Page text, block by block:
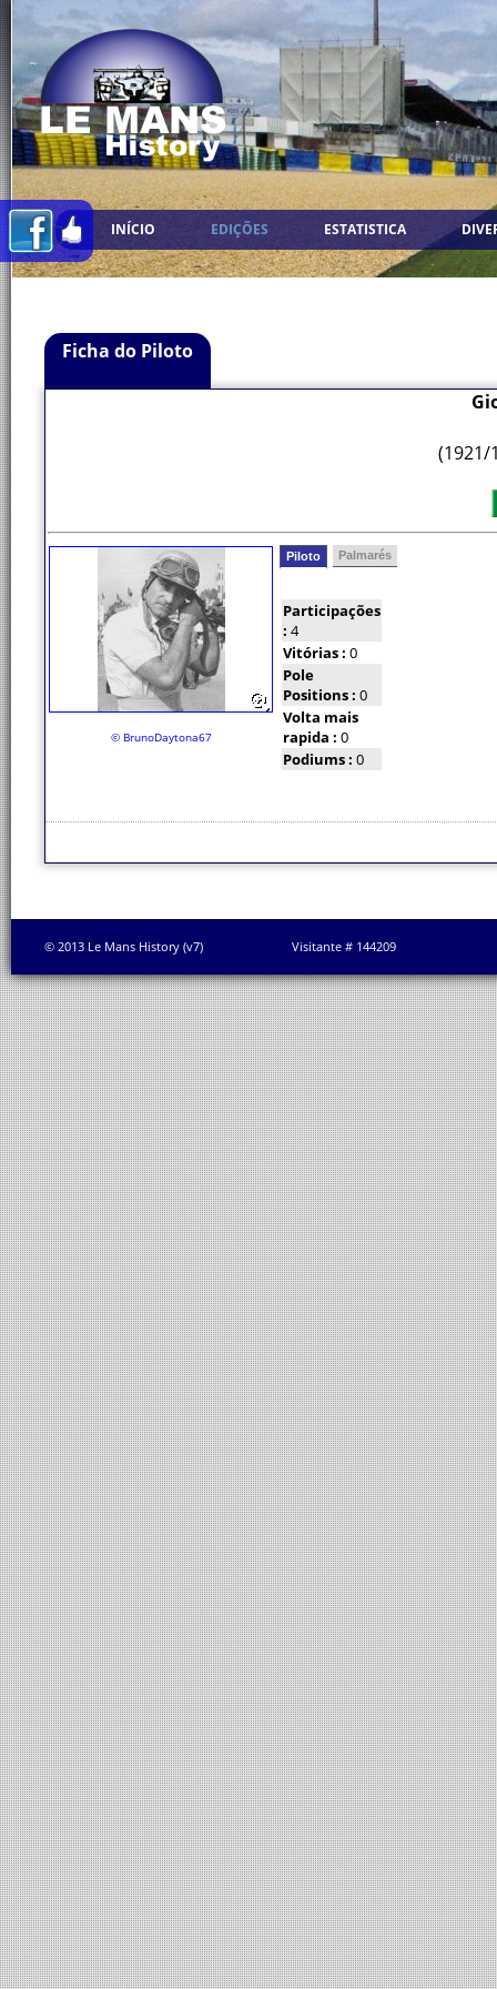
INÍCIO EDIÇÕES ESTATISTICA
Ficha do Piloto
(1921/
© BrunoDaytona67
Piloto Palmarés
Participações
: 4
Vitórias : 0
Pole
Positions : 0
Volta mais
rapida : 0
Podiums : 0
© 2013 Le Mans History (v7) Visitante # 144209